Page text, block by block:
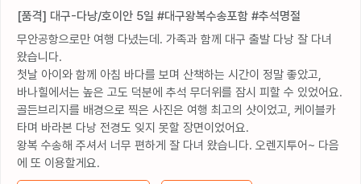
[품격] 대구-다낭/호이안 5일 #대구왕복수송포함 #추석명절
무안공항으로만 여행 다녔는데. 가족과 함께 대구 출발 다낭 잘 다녀
왔습니다.
첫날 아이와 함께 아침 바다를 보며 산책하는 시간이 정말 좋았고,
바나힐에서는 높은 고도 덕분에 추석 무더위를 잠시 피할 수 있었어요.
골든브리지를 배경으로 찍은 사진은 여행 최고의 샷이었고, 케이블카
타며 바라본 다낭 전경도 잊지 못할 장면이었어요.
왕복 수송해 주셔서 너무 편하게 잘 다녀 왔습니다. 오렌지투어~ 다음
에 또 이용할게요.